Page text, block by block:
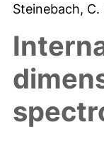
Steinebach, C.